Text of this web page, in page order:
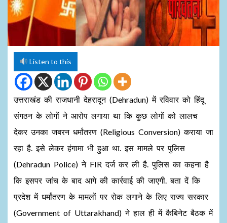
Listen to this
उत्तराखंड की राजधानी देहरादून (Dehradun) में रविवार को हिंदू
संगठन के लोगों ने आरोप लगाया था कि कुछ लोगों को लालच
देकर उनका जबरन धर्मांतरण (Religious Conversion) कराया जा
रहा है. इसे लेकर हंगामा भी हुआ था. इस मामले पर पुलिस
(Dehradun Police) ने FIR दर्ज कर ली है. पुलिस का कहना है
कि इसपर जांच के बाद आगे की कार्रवाई की जाएगी. बता दें कि
प्रदेश में धर्मांतरण के मामलों पर रोक लगाने के लिए राज्य सरकार
(Government of Uttarakhand) ने हाल ही में कैबिनेट बैठक में